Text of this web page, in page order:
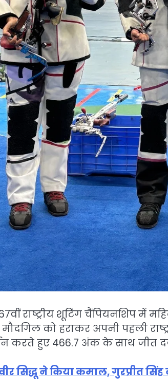
राष्ट्रीय शूटिंग चैंपियनशिप में
को हराकर अपनी पहली
करते हुए 466.7 अंक के साथ जीत
सिद्धू ने किया कमाल, गुरप्रीत सिंह